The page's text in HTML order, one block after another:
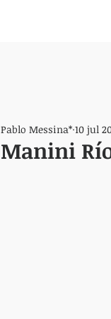
Manini
Pablo Messina* 10 jul